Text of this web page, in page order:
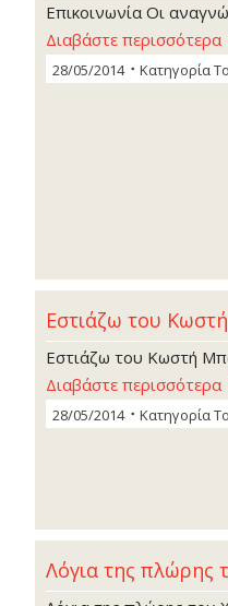
Επικοινωνία Οι
Διαβάστε περισσότερα
28/05/2014 Κατηγορία
Εστιάζω του
Εστιάζω του Κωστή
Διαβάστε περισσότερα
28/05/2014 Κατηγορία
Λόγια της πλώρης